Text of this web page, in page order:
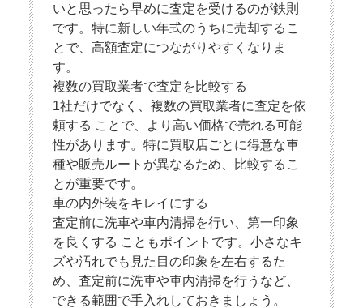
いと思ったら早めに査定を受けるのが鉄則
です。特に新しい年式のうちに売却するこ
とで、高額査定につながりやすくなりま
す。
複数の買取業者で査定を比較する
1社だけでなく、複数の買取業者に査定を依
頼する ことで、より高い価格で売れる可能
性があります。特に買取店ごとに得意な車
種や販売ルートが異なるため、比較するこ
とが重要です。
車の内外装をキレイにする
査定前に洗車や車内清掃を行い、第一印象
を良くする こともポイントです。小さなキ
ズや汚れでも見た目の印象を左右するた
め、査定前に洗車や車内清掃を行うなど、
できる範囲で手入れしておきましょう。